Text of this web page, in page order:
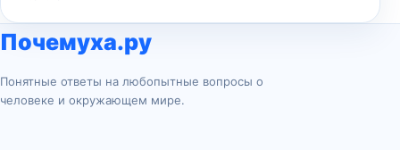
Почемуха.ру
Понятные ответы на любопытные вопросы о
человеке и окружающем мире.